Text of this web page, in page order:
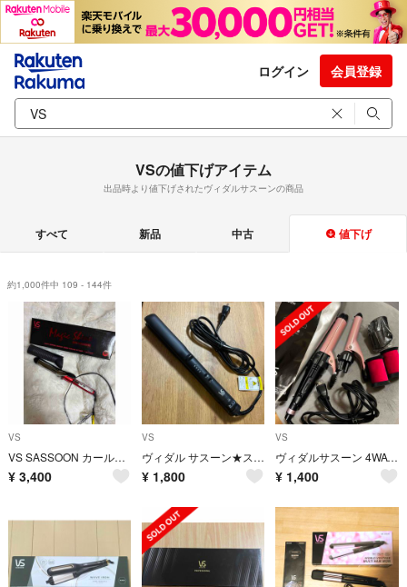
ログイン 会員登録
VSの値下げアイテム
出品時より値下げされたヴィダルサスーンの商品
すべて 新品 中古 値下げ
約1,000件中 109 - 144件
VS
VS SASSOON カールアイロン マジックシャイン ヘアアイロン VSI-3
¥ 3,400
VS
ヴィダル サスーン★ストレートヘアアイロン
¥ 1,800
VS
ヴィダルサスーン 4WAYヘアアイロン ピンク VSW-2701／PJ(1セット
¥ 1,400